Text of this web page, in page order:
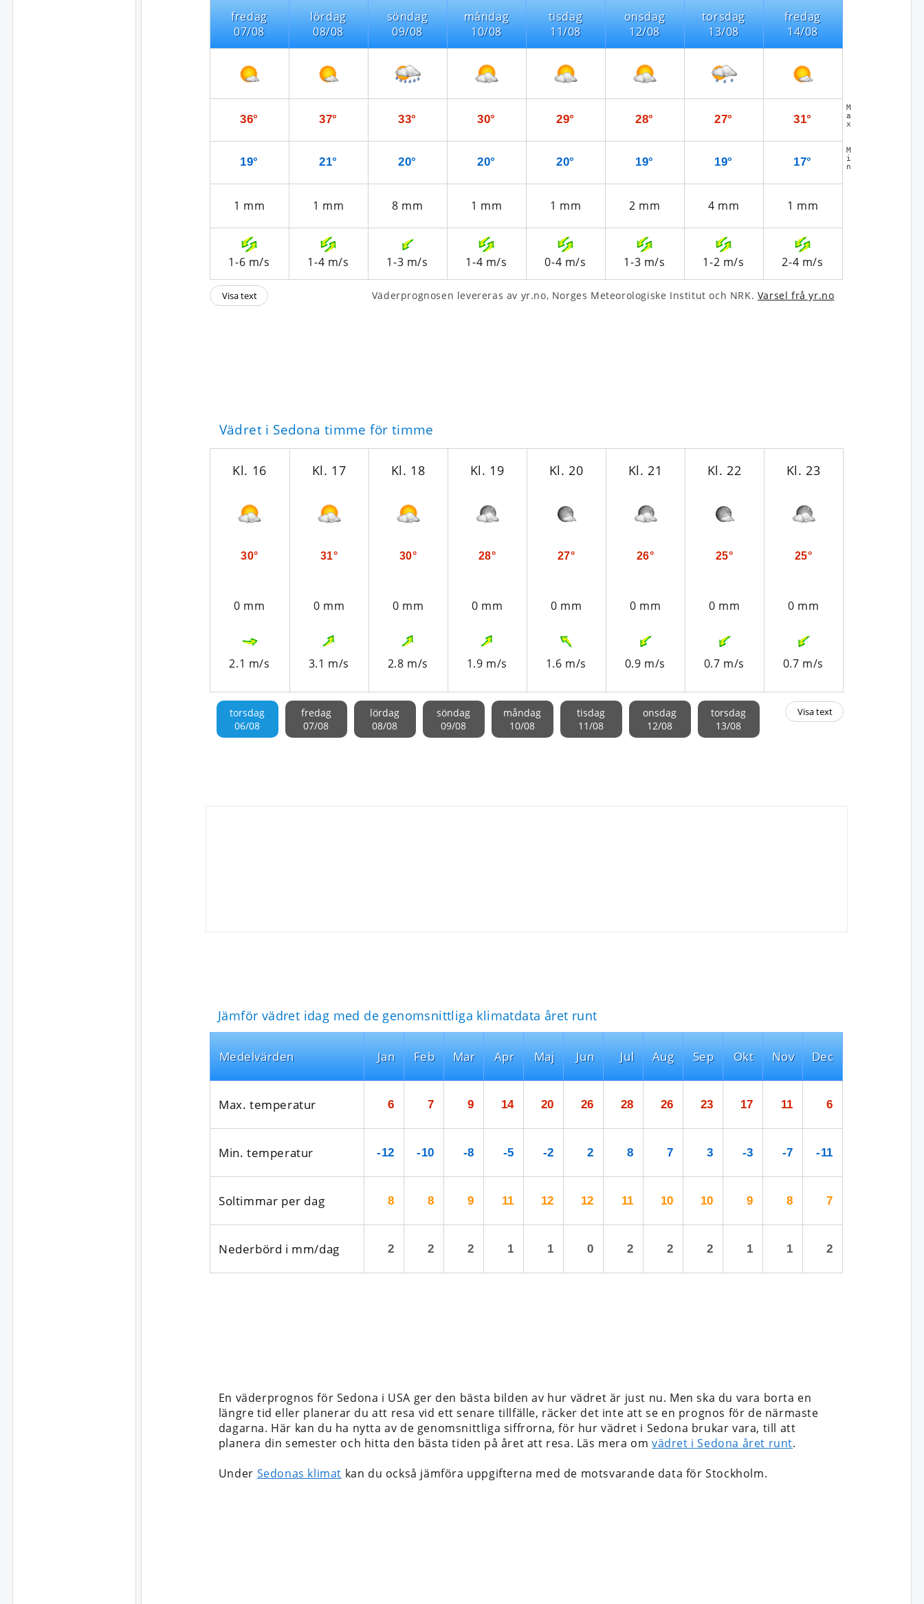
fredag
07/08
lördag
08/08
söndag
09/08
måndag
10/08
tisdag
11/08
onsdag
12/08
torsdag
13/08
fredag
14/08
36° 37° 33° 30° 29° 28° 27° 31°
M
a
x
19° 21° 20° 20° 20° 19° 19° 17°
M
i
n
1 mm 1 mm 8 mm 1 mm 1 mm 2 mm 4 mm 1 mm
1-6 m/s 1-4 m/s 1-3 m/s 1-4 m/s 0-4 m/s 1-3 m/s 1-2 m/s 2-4 m/s
Visa text Väderprognosen levereras av yr.no, Norges Meteo­rologiske Institut och NRK. Varsel frå yr.no
Vädret i Sedona timme för timme
torsdag
06/08
Kl. 16
30°
0 mm
2.1 m/s
Kl. 17
31°
0 mm
3.1 m/s
Kl. 18
30°
0 mm
2.8 m/s
Kl. 19
28°
0 mm
1.9 m/s
Kl. 20
27°
0 mm
1.6 m/s
Kl. 21
26°
0 mm
0.9 m/s
Kl. 22
25°
0 mm
0.7 m/s
Kl. 23
25°
0 mm
0.7 m/s
fredag
07/08
lördag
08/08
söndag
09/08
måndag
10/08
tisdag
11/08
onsdag
12/08
torsdag
13/08
Visa text
Jämför vädret idag med de genomsnittliga klimatdata året runt
Medel­värden
Max. temperatur
Min. temperatur
Soltimmar per dag
Nederbörd i mm/dag
Jan
6
-12
8
2
Feb
7
-10
8
2
Mar
9
-8
9
2
Apr
14
-5
11
1
Maj
20
-2
12
1
Jun
26
2
12
0
Jul
28
8
11
2
Aug
26
7
10
2
Sep
23
3
10
2
Okt
17
-3
9
1
Nov
11
-7
8
1
Dec
6
-11
7
2
En väderprognos för Sedona i USA ger den bästa bilden av hur vädret är just nu. Men ska du vara borta en
längre tid eller planerar du att resa vid ett senare tillfälle, räcker det inte att se en prognos för de närmaste
dagarna. Här kan du ha nytta av de genomsnittliga siffrorna, för hur vädret i Sedona brukar vara, till att
planera din semester och hitta den bästa tiden på året att resa. Läs mera omvädret i Sedona året runt.
Under Sedonas klimat kan du också jämföra uppgifterna med de motsvarande data för Stockholm.